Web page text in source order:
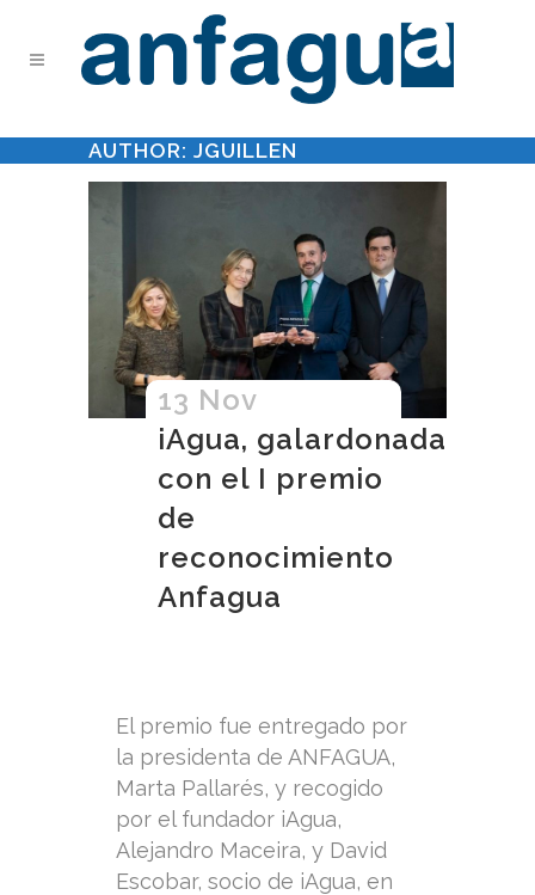
AUTHOR: JGUILLEN
13 Nov
iAgua, galardonada
con el I premio
de
reconocimiento
Anfagua
El premio fue entregado por
la presidenta de ANFAGUA,
Marta Pallarés, y recogido
por el fundador iAgua,
Alejandro Maceira, y David
Escobar, socio de iAgua, en